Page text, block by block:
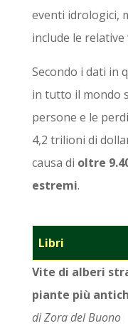
eventi idrologici,
include le
Secondo i dati in
in tutto il mondo
persone e le
4,2 trilioni di
causa di oltre
estremi.
Libri
Vite di alberi
piante più
diZora del Buono